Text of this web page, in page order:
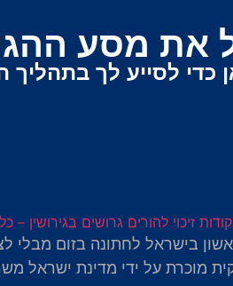
את מסע
כדי לסייע לך בתהליך
בישראל לחתונה בזום מבלי
מוכרת על ידי מדינת ישראל